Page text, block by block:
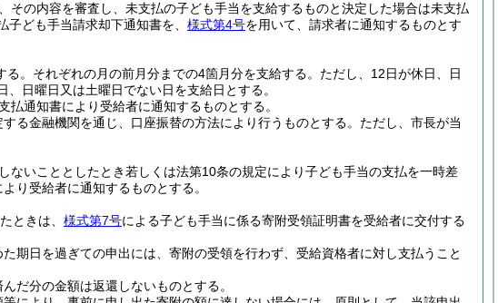
の内容を審査し、未支払の子ども手当を支給するものと決定した場合は未支払
ども手当請求却下通知書を、 様式第4号を用いて、請求者に通知するものとす
。 それぞれの月の前月分までの4箇月分を支給する。 ただし、12日が休日、日
日曜日又は土曜日でない日を支給日とする。
払通知書により受給者に通知するものとする。
る金融機関を通じ、口座振替の方法により行うものとする。 ただし、市長が当
いこととしたとき若しくは法第10条の規定により子ども手当の支払を一時差
り受給者に通知するものとする。
ときは、 様式第7号による子ども手当に係る寄附受領証明書を受給者に交付する
期日を過ぎての申出には、寄附の受領を行わず、受給資格者に対し支払うこと
だ分の金額は返還しないものとする。